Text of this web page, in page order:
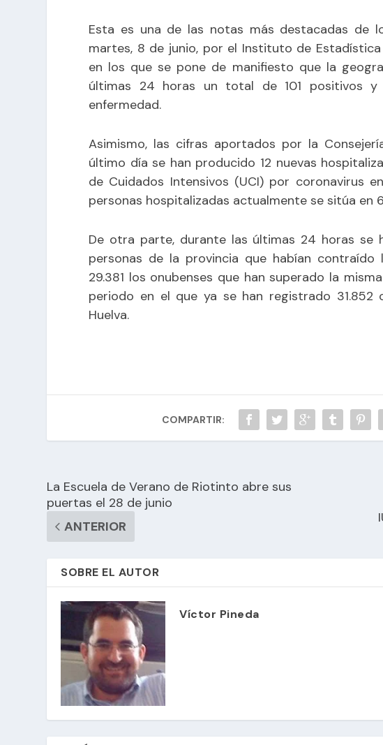
Esta es una de las notas más destacadas de
martes, 8 de junio, por el Instituto de
en los que se pone de manifiesto que la
últimas 24 horas un total de 101 positivos
enfermedad.
Asimismo, las cifras aportados por la
último día se han producido 12 nuevas
de Cuidados Intensivos (UCI) por coronavirus
personas hospitalizadas actualmente se sitúa en
De otra parte, durante las últimas 24 horas se
personas de la provincia que habían
29.381 los onubenses que han superado la
periodo en el que ya se han registrado
Huelva.
COMPARTIR:
La Escuela de Verano de Riotinto abre sus
puertas el 28 de junio
ANTERIOR
SOBRE EL AUTOR
Víctor Pineda